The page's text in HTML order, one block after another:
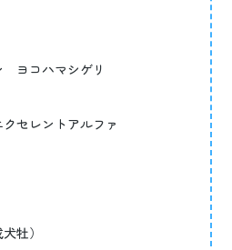
ヨコハマシゲリ
セレントアルファ
牡）